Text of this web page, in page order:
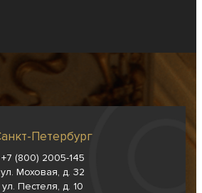
Петербург
+7 (800) 2005-145
ул. Моховая, д. 32
ул. Пестеля, д. 10